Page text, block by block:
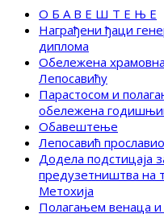
О Б А В Е Ш Т Е Њ Е
Награђени ђаци
диплома
Обележена
Лепосавићу
Парастосом и
обележена
Обавештење
Лепосавић
Додела подстицаја
предузетништва на
Метохија
Полагањем венаца и